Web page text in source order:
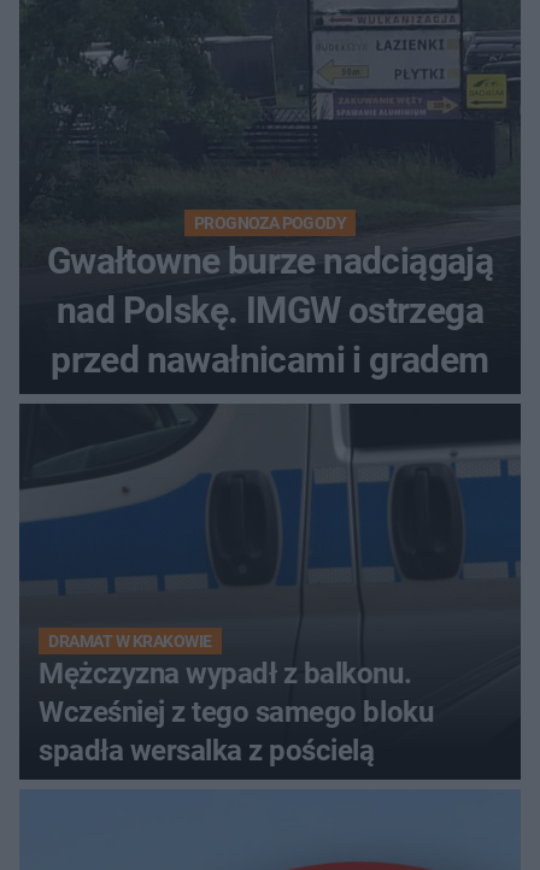
PROGNOZA POGODY
Gwałtowne burze nadciągają
nad Polskę. IMGW ostrzega
przed nawałnicami i gradem
DRAMAT W KRAKOWIE
Mężczyzna wypadł z balkonu.
Wcześniej z tego samego bloku
spadła wersalka z pościelą